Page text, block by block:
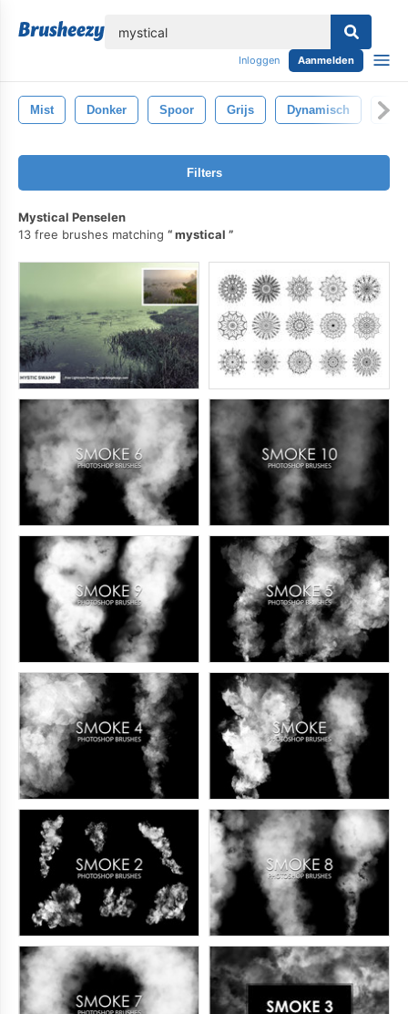
Inloggen Aanmelden
Mist Donker Spoor Grijs Dynamisch
Filters
Mystical Penselen
13 free brushes matching
mystical